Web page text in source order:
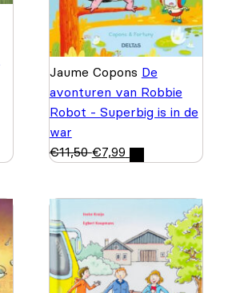
Jaume Copons De
avonturen van Robbie
Robot - Superbig is in de
war
€11,50 €7,99